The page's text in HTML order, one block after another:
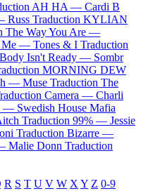
AH HA — Cardi B
Russ Traduction KYLIAN
The Way You Are —
Me — Tones & I Traduction
Isn't Ready — Sombr
MORNING DEW
— Muse Traduction The
Camera — Charli
— Swedish House Mafia
Traduction 99% — Jessie
Traduction Bizarre —
Malie Donn Traduction
R S T U V W XY Z 0-9